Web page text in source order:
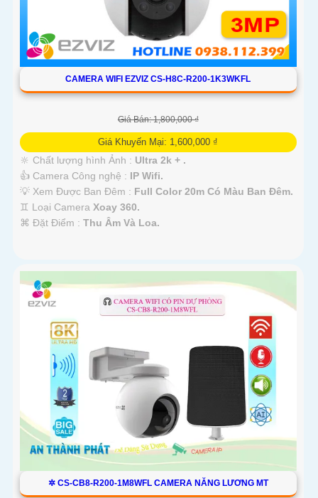
CAMERA WIFI EZVIZ CS-H8C-R200-1K3WKFL
Giá Bán: 1,800,000 ₫
Giá Khuyến Mại: 1,600,000 ₫
🔆 Chất lượng hình Ảnh : Ultra 2k + .
👍 Camera Công nghệ : IP Wifi.
💡 Xem Được Ban Đêm : Full Color 20m Có Màu Ban Ðêm.
♊ Loại Camera Xoay 360.
️⌘ Đặt Điểm : Thu Âm Và Loa.
✲ CS-CB8-R200-1M8WFL CAMERA NĂNG LƯƠNG MT